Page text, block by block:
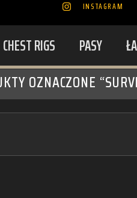
INSTAGRAM
CHEST RIGS PASY
OZNACZONE